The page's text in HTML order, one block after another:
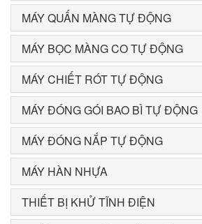
MÁY QUẤN MÀNG TỰ ĐỘNG
MÁY BỌC MÀNG CO TỰ ĐỘNG
MÁY CHIẾT RÓT TỰ ĐỘNG
MÁY ĐÓNG GÓI BAO BÌ TỰ ĐỘNG
MÁY ĐÓNG NẮP TỰ ĐỘNG
MÁY HÀN NHỰA
THIẾT BỊ KHỬ TĨNH ĐIỆN